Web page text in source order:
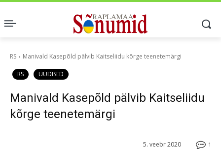
RS Manivald Kasepõld pälvib Kaitseliidu kõrge teenetemärgi
RS UUDISED
Manivald Kasepõld pälvib Kaitseliidu
kõrge teenetemärgi
1
5. veebr 2020